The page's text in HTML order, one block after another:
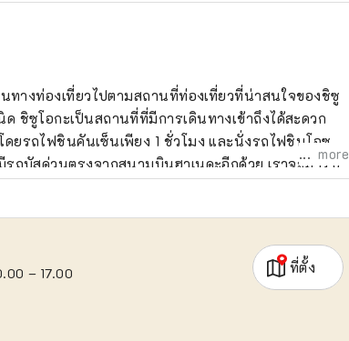
นทางท่องเที่ยวไปตามสถานที่ท่องเที่ยวที่น่าสนใจของชิซู
ชิซูโอกะเป็นสถานที่ที่มีการเดินทางเข้าถึงได้สะดวก
ยรถไฟชินคันเซ็นเพียง 1 ชั่วโมง และนั่งรถไฟชินโอซาก้
ถบัสด่วนตรงจากสนามบินฮาเนดะอีกด้วย เราจะมารับ
าเหมาลำเพื่อให้คุณเพลิดเพลินกับทัวร์ได้อย่างง่ายดาย
more
– 17.00
ที่ตั้ง